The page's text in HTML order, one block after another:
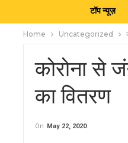
टॉप न्यूज़
Home Uncategorized
कोरोना से
का वितरण
On May 22, 2020